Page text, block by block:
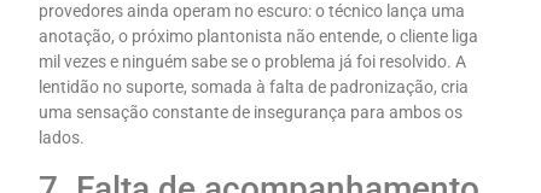
provedores ainda operam no escuro: o técnico lança uma
anotação, o próximo plantonista não entende, o cliente liga
mil vezes e ninguém sabe se o problema já foi resolvido. A
lentidão no suporte, somada à falta de padronização, cria
uma sensação constante de insegurança para ambos os
lados.